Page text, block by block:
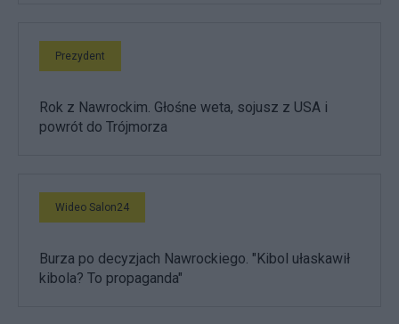
Prezydent
Rok z Nawrockim. Głośne weta, sojusz z USA i
powrót do Trójmorza
Wideo Salon24
Burza po decyzjach Nawrockiego. "Kibol ułaskawił
kibola? To propaganda"